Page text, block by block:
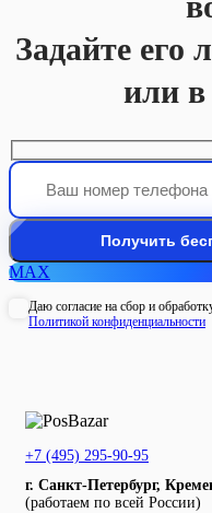
Задайте его
или
MAX
Даю согласие на сбор и
Политикой конфиденциальности
+7 (495) 295-90-95
г. Санкт-Петербург,
(работаем по всей России)